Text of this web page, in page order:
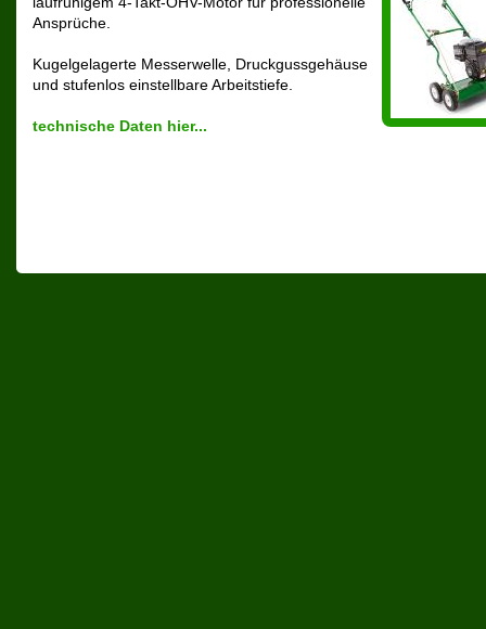
Ansprüche.
Kugelgelagerte Messerwelle, Druckgussgehäuse
und stufenlos einstellbare Arbeitstiefe.
technische Daten hier...